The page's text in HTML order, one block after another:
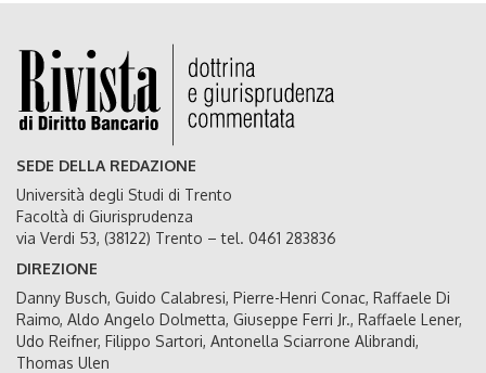
SEDE DELLA REDAZIONE
Università degli Studi di Trento
Facoltà di Giurisprudenza
via Verdi 53, (38122) Trento – tel. 0461 283836
DIREZIONE
Danny Busch, Guido Calabresi, Pierre-Henri Conac, Raffaele Di
Raimo, Aldo Angelo Dolmetta, Giuseppe Ferri Jr., Raffaele Lener,
Udo Reifner, Filippo Sartori, Antonella Sciarrone Alibrandi,
Thomas Ulen